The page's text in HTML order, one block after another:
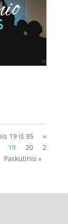
19 iš 35
«
19 20
2
Paskutinis »